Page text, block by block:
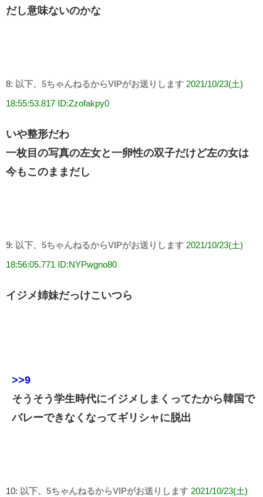
だし意味ないのかな
8: 以下、5ちゃんねるからVIPがお送りします 2021/10/23(土)
18:55:53.817 ID:Zzofakpy0
いや整形だわ
一枚目の写真の左女と一卵性の双子だけど左の女は
今もこのままだし
9: 以下、5ちゃんねるからVIPがお送りします 2021/10/23(土)
18:56:05.771 ID:NYPwgno80
イジメ姉妹だっけこいつら
>>9
そうそう学生時代にイジメしまくってたから韓国で
バレーできなくなってギリシャに脱出
10: 以下、5ちゃんねるからVIPがお送りします 2021/10/23(土)